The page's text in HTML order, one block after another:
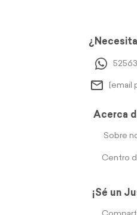
[email
Acerca
Sobre
Centro
¡Sé un